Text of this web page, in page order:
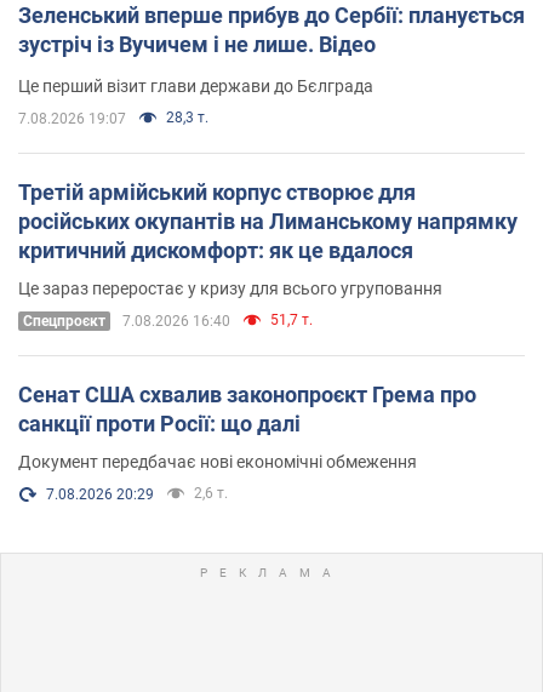
Зеленський вперше прибув до Сербії: планується
зустріч із Вучичем і не лише. Відео
Це перший візит глави держави до Бєлграда
7.08.2026 19:07 28,3 т.
Третій армійський корпус створює для
російських окупантів на Лиманському напрямку
критичний дискомфорт: як це вдалося
Це зараз переростає у кризу для всього угруповання
Cпецпроєкт 7.08.2026 16:40 51,7 т.
Сенат США схвалив законопроєкт Грема про
санкції проти Росії: що далі
Документ передбачає нові економічні обмеження
7.08.2026 20:29 2,6 т.